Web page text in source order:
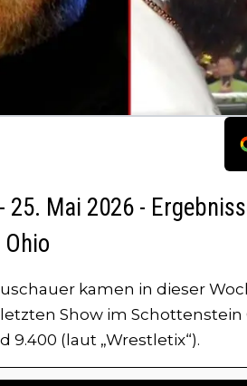
25. Mai 2026 -
kamen in dieser
Show im Schottenstein
9.400 (laut „Wrestletix“).